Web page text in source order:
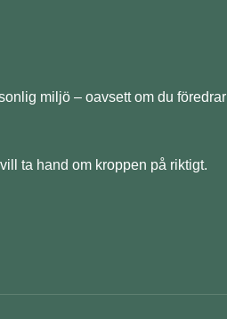
miljö – oavsett om du föredrar
ta hand om kroppen på riktigt.